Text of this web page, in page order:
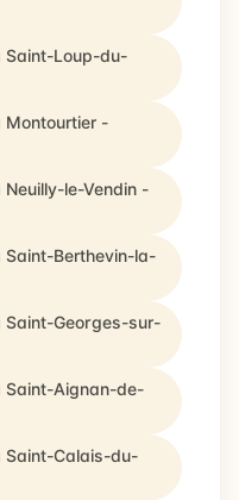
Saint-Loup-du-
Montourtier -
le-Vendin -
Saint-Berthevin-la-
Saint-Georges-sur-
Saint-Aignan-de-
Saint-Calais-du-